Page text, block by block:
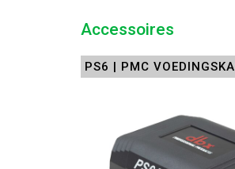
Accessoires
PS6 | PMC